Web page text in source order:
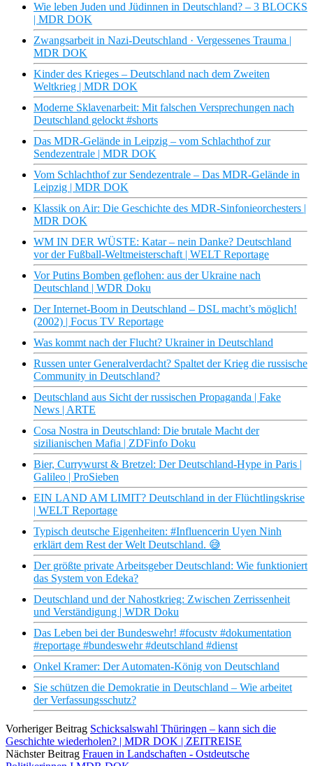
Wie leben Juden und Jüdinnen in Deutschland? – 3 BLOCKS
| MDR DOK
Zwangsarbeit in Nazi-Deutschland · Vergessenes Trauma |
MDR DOK
Kinder des Krieges – Deutschland nach dem Zweiten
Weltkrieg | MDR DOK
Moderne Sklavenarbeit: Mit falschen Versprechungen nach
Deutschland gelockt #shorts
Das MDR-Gelände in Leipzig – vom Schlachthof zur
Sendezentrale | MDR DOK
Vom Schlachthof zur Sendezentrale – Das MDR-Gelände in
Leipzig | MDR DOK
Klassik on Air: Die Geschichte des MDR-Sinfonieorchesters |
MDR DOK
WM IN DER WÜSTE: Katar – nein Danke? Deutschland
vor der Fußball-Weltmeisterschaft | WELT Reportage
Vor Putins Bomben geflohen: aus der Ukraine nach
Deutschland | WDR Doku
Der Internet-Boom in Deutschland – DSL macht’s möglich!
(2002) | Focus TV Reportage
Was kommt nach der Flucht? Ukrainer in Deutschland
Russen unter Generalverdacht? Spaltet der Krieg die russische
Community in Deutschland?
Deutschland aus Sicht der russischen Propaganda | Fake
News | ARTE
Cosa Nostra in Deutschland: Die brutale Macht der
sizilianischen Mafia | ZDFinfo Doku
Bier, Currywurst & Bretzel: Der Deutschland-Hype in Paris |
Galileo | ProSieben
EIN LAND AM LIMIT? Deutschland in der Flüchtlingskrise
| WELT Reportage
Typisch deutsche Eigenheiten: #Influencerin Uyen Ninh
erklärt dem Rest der Welt Deutschland. 😅
Der größte private Arbeitsgeber Deutschland: Wie funktioniert
das System von Edeka?
Deutschland und der Nahostkrieg: Zwischen Zerrissenheit
und Verständigung | WDR Doku
Das Leben bei der Bundeswehr! #focustv #dokumentation
#reportage #bundeswehr #deutschland #dienst
Onkel Kramer: Der Automaten-König von Deutschland
Sie schützen die Demokratie in Deutschland – Wie arbeitet
der Verfassungsschutz?
Vorheriger Beitrag Schicksalswahl Thüringen – kann sich die
Geschichte wiederholen? | MDR DOK | ZEITREISE
Nächster Beitrag Frauen in Landschaften - Ostdeutsche